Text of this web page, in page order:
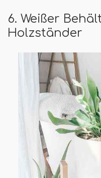
6. Weißer
Holzständer